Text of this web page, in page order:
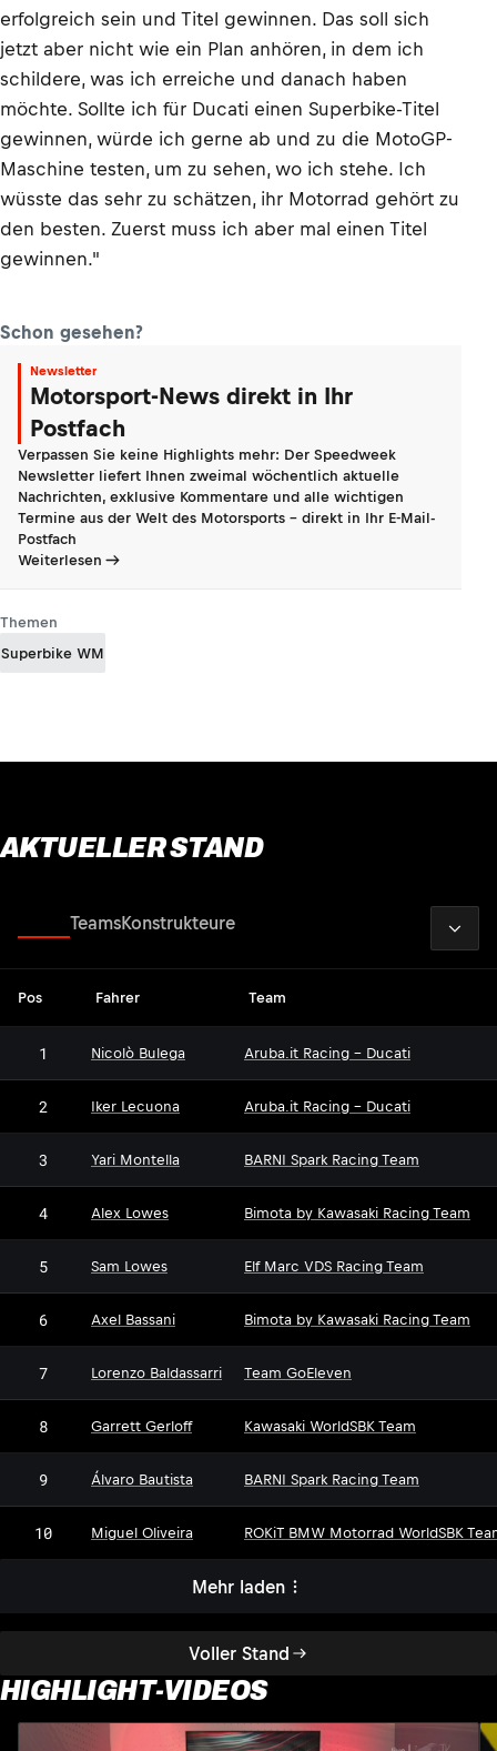
erfolgreich sein und Titel gewinnen. Das soll sich
jetzt aber nicht wie ein Plan anhören, in dem ich
schildere, was ich erreiche und danach haben
möchte. Sollte ich für Ducati einen Superbike-Titel
gewinnen, würde ich gerne ab und zu die MotoGP-
Maschine testen, um zu sehen, wo ich stehe. Ich
wüsste das sehr zu schätzen, ihr Motorrad gehört zu
den besten. Zuerst muss ich aber mal einen Titel
gewinnen."
Schon gesehen?
Newsletter
Motorsport-News direkt in Ihr
Postfach
Verpassen Sie keine Highlights mehr: Der Speedweek
Newsletter liefert Ihnen zweimal wöchentlich aktuelle
Nachrichten, exklusive Kommentare und alle wichtigen
Termine aus der Welt des Motorsports - direkt in Ihr E-Mail-
Postfach
Weiterlesen
Themen
Superbike WM
AKTUELLER STAND
Voller Stand
TeamsKonstrukteure
Pos Fahrer Team
1 Nicolò Bulega Aruba.it Racing - Ducati
2 Iker Lecuona Aruba.it Racing - Ducati
3 Yari Montella BARNI Spark Racing Team
4 Alex Lowes Bimota by Kawasaki Racing Team
5 Sam Lowes Elf Marc VDS Racing Team
6 Axel Bassani Bimota by Kawasaki Racing Team
7 Lorenzo Baldassarri Team GoEleven
8 Garrett Gerloff Kawasaki WorldSBK Team
9 Álvaro Bautista BARNI Spark Racing Team
10 Miguel Oliveira ROKiT BMW Motorrad WorldSBK
Mehr laden
HIGHLIGHT-VIDEOS